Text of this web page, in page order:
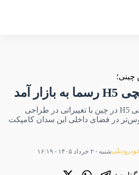
عرضه مدل ۲۰۲۶ هونگچی H5 در چین با تغییراتی در طراحی
در فضای داخلی این سدان کامپکت
شنبه - ۲ خرداد ۱۴۰۵ - ۱۶:۱۹